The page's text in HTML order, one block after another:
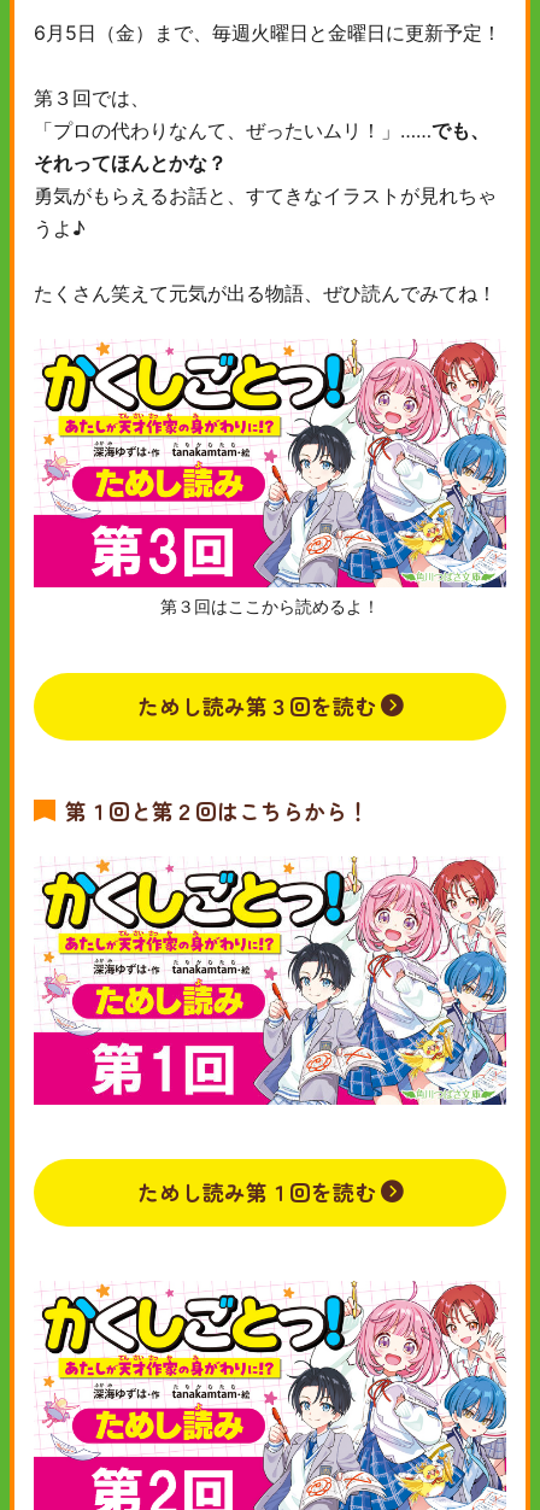
6月5日（金）まで、毎週火曜日と金曜日に更新予定！
第３回では、
「プロの代わりなんて、ぜったいムリ！」……でも、
それってほんとかな？
勇気がもらえるお話と、すてきなイラストが見れちゃ
うよ♪
たくさん笑えて元気が出る物語、ぜひ読んでみてね！
第３回はここから読めるよ！
ためし読み第３回を読む
第１回と第２回はこちらから！
ためし読み第１回を読む